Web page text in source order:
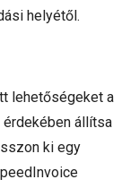
helyétől.
lehetőségeket a
állítsa
ki egy